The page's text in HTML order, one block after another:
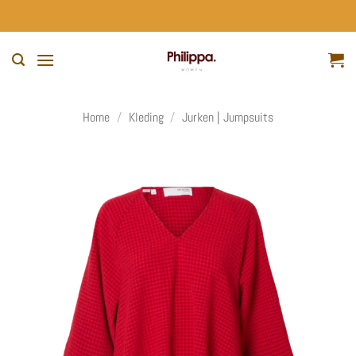
naar
Home / Kleding / Jurken | Jumpsuits